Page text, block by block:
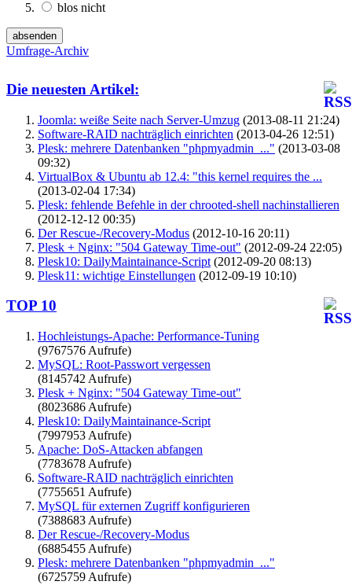
blos nicht
Umfrage-Archiv
Die neuesten Artikel:
Joomla: weiße Seite nach Server-Umzug (2013-08-11 21:24)
Software-RAID nachträglich einrichten (2013-04-26 12:51)
Plesk: mehrere Datenbanken "phpmyadmin_..." (2013-03-08
09:32)
VirtualBox & Ubuntu ab 12.4: "this kernel requires the ...
(2013-02-04 17:34)
Plesk: fehlende Befehle in der chrooted-shell nachinstallieren
(2012-12-12 00:35)
Der Rescue-/Recovery-Modus (2012-10-16 20:11)
Plesk + Nginx: "504 Gateway Time-out" (2012-09-24 22:05)
Plesk10: DailyMaintainance-Script (2012-09-20 08:13)
Plesk11: wichtige Einstellungen (2012-09-19 10:10)
TOP 10
Hochleistungs-Apache: Performance-Tuning
(9767576 Aufrufe)
MySQL: Root-Passwort vergessen
(8145742 Aufrufe)
Plesk + Nginx: "504 Gateway Time-out"
(8023686 Aufrufe)
Plesk10: DailyMaintainance-Script
(7997953 Aufrufe)
Apache: DoS-Attacken abfangen
(7783678 Aufrufe)
Software-RAID nachträglich einrichten
(7755651 Aufrufe)
MySQL für externen Zugriff konfigurieren
(7388683 Aufrufe)
Der Rescue-/Recovery-Modus
(6885455 Aufrufe)
Plesk: mehrere Datenbanken "phpmyadmin_..."
(6725759 Aufrufe)